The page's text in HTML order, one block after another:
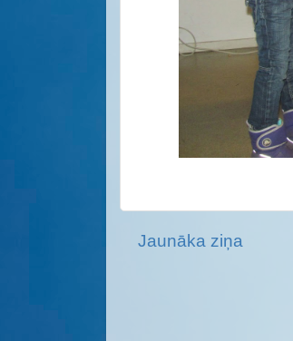
Jaunāka ziņa